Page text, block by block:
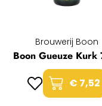
Brouwerij Boon
Boon Gueuze Kurk
€ 7,52